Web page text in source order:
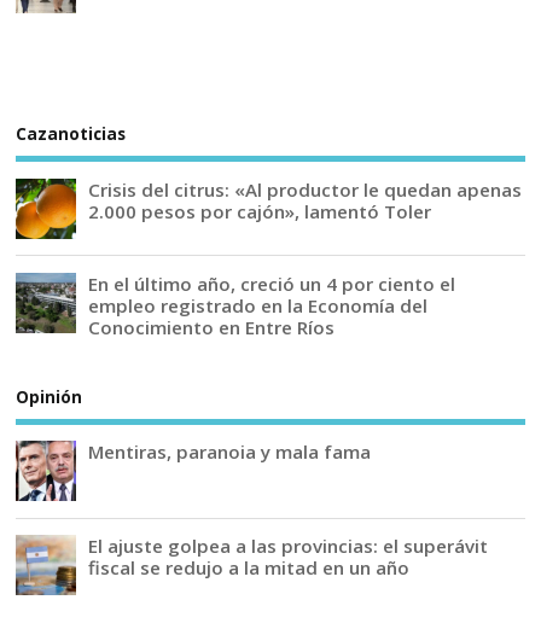
Cazanoticias
Crisis del citrus: «Al productor le quedan apenas
2.000 pesos por cajón», lamentó Toler
En el último año, creció un 4 por ciento el
empleo registrado en la Economía del
Conocimiento en Entre Ríos
Opinión
Mentiras, paranoia y mala fama
El ajuste golpea a las provincias: el superávit
fiscal se redujo a la mitad en un año